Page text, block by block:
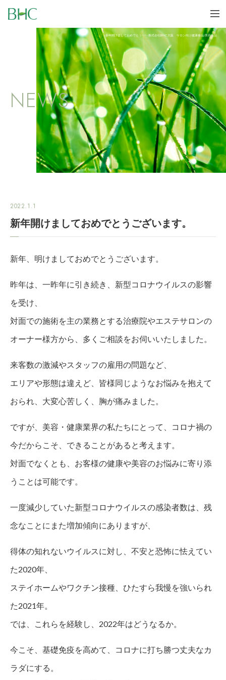
新年開けましておめでとう･･･ - 株式会社BHC 大阪 サロン向け健康食品/美容食品
NEWS
2022.1.1
新年開けましておめでとうございます。
新年、明けましておめでとうございます。
昨年は、一昨年に引き続き、新型コロナウイルスの影響
を受け、
対面での施術を主の業務とする治療院やエステサロンの
オーナー様方から、多くご相談をお伺いいたしました。
来客数の激減やスタッフの雇用の問題など、
エリアや形態は違えど、皆様同じようなお悩みを抱えて
おられ、大変心苦しく、胸が痛みました。
ですが、美容・健康業界の私たちにとって、コロナ禍の
今だからこそ、できることがあると考えます。
対面でなくとも、お客様の健康や美容のお悩みに寄り添
うことは可能です。
一度減少していた新型コロナウイルスの感染者数は、残
念なことにまた増加傾向にありますが、
得体の知れないウイルスに対し、不安と恐怖に怯えてい
た2020年、
ステイホームやワクチン接種、ひたすら我慢を強いられ
た2021年。
では、これらを経験し、2022年はどうなるか。
今こそ、基礎免疫を高めて、コロナに打ち勝つ丈夫なカ
ラダにする。